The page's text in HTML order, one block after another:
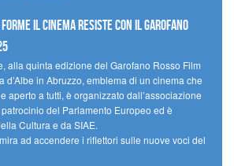
il cinema resiste con il Garofano
alla quinta edizione del Garofano Rosso Film
d’Albe in Abruzzo, emblema di un cinema che
aperto a tutti, è organizzato dall’associazione
del Parlamento Europeo ed è
Cultura e da SIAE.
ad accendere i riflettori sulle nuove voci del